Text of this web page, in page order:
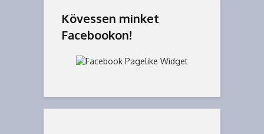
Kövessen minket
Facebookon!